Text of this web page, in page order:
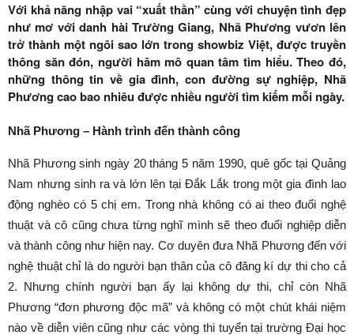
Với khả năng nhập vai “xuất thần” cùng với chuyện tình đẹp
như mơ với danh hài Trường Giang, Nhã Phương vươn lên
trở thành một ngôi sao lớn trong showbiz Việt, được truyền
thông săn đón, người hâm mô quan tâm tìm hiểu. Theo đó,
những thông tin về gia đình, con đường sự nghiệp, Nhã
Phương cao bao nhiêu được nhiều người tìm kiếm mỗi ngày.
Nhã Phương – Hành trình đến thành công
Nhã Phương sinh ngày 20 tháng 5 năm 1990, quê gốc tại Quảng
Nam nhưng sinh ra và lớn lên tại Đắk Lắk trong một gia đình lao
động nghèo có 5 chị em. Trong nhà không có ai theo đuổi nghệ
thuật và cô cũng chưa từng nghĩ mình sẽ theo đuổi nghiệp diễn
và thành công như hiện nay. Cơ duyên đưa Nhã Phương đến với
nghệ thuật chỉ là do người bạn thân của cô đăng kí dự thi cho cả
2. Nhưng chính người bạn ấy lại không dự thi, chỉ còn Nhã
Phương “đơn phương độc mã” và không có một chút khái niệm
nào về diễn viên cũng như các vòng thi tuyển tại trường Đại học